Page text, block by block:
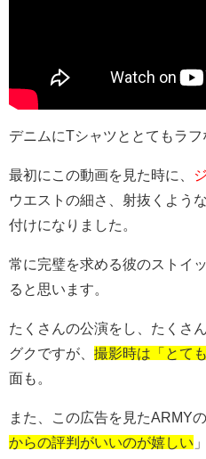
デニムにTシャツととてもラフ
最初にこの動画を見た時に、
ウエストの細さ、射抜くよう
付けになりました。
常に完璧を求める彼のストイ
ると思います。
たくさんの公演をし、たくさ
グクですが、 撮影時は「とて
面も。
また、この広告を見たARMY
からの評判がいいのが嬉しい